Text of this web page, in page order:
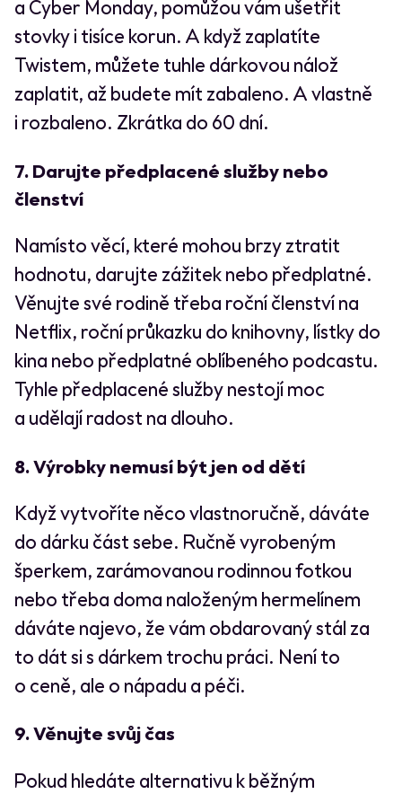
a Cyber Monday, pomůžou vám ušetřit
stovky i tisíce korun. A když zaplatíte
Twistem, můžete tuhle dárkovou nálož
zaplatit, až budete mít zabaleno. A vlastně
i rozbaleno. Zkrátka do 60 dní.
7. Darujte předplacené služby nebo
členství
Namísto věcí, které mohou brzy ztratit
hodnotu, darujte zážitek nebo předplatné.
Věnujte své rodině třeba roční členství na
Netflix, roční průkazku do knihovny, lístky do
kina nebo předplatné oblíbeného podcastu.
Tyhle předplacené služby nestojí moc
a udělají radost na dlouho.
8. Výrobky nemusí být jen od dětí
Když vytvoříte něco vlastnoručně, dáváte
do dárku část sebe. Ručně vyrobeným
šperkem, zarámovanou rodinnou fotkou
nebo třeba doma naloženým hermelínem
dáváte najevo, že vám obdarovaný stál za
to dát si s dárkem trochu práci. Není to
o ceně, ale o nápadu a péči.
9. Věnujte svůj čas
Pokud hledáte alternativu k běžným